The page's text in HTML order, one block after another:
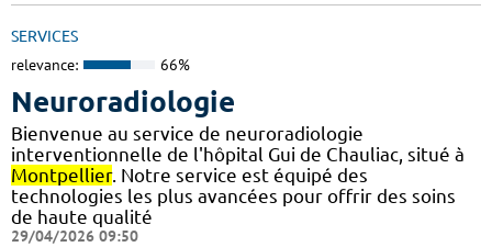
SERVICES
relevance: 66%
Neuroradiologie
Bienvenue au service de neuroradiologie
interventionnelle de l'hôpital Gui de Chauliac, situé à
Montpellier. Notre service est équipé des
technologies les plus avancées pour offrir des soins
de haute qualité
29/04/2026 09:50